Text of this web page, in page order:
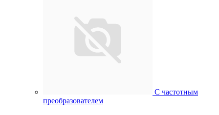
С частотным
преобразователем